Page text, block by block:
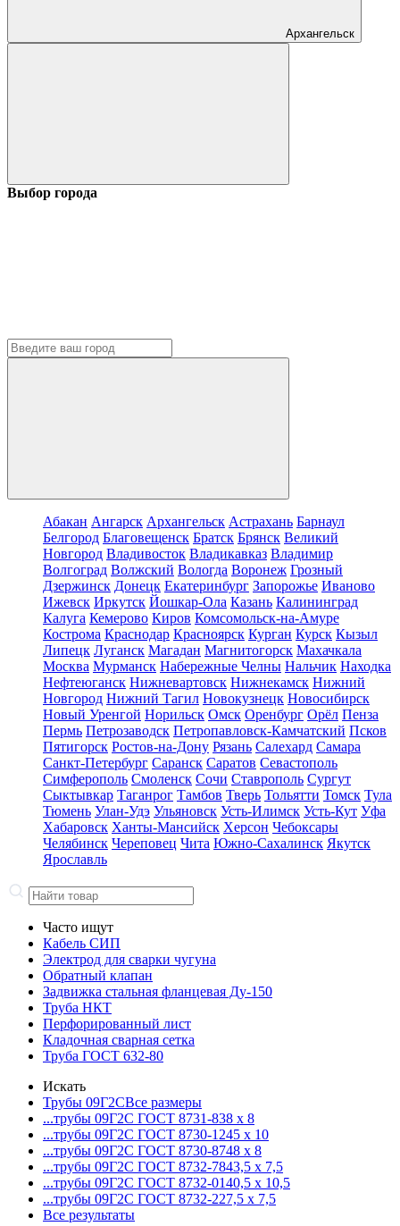
Архангельск
Выбор города
Абакан Ангарск Архангельск Астрахань Барнаул
Белгород Благовещенск Братск Брянск Великий
Новгород Владивосток Владикавказ Владимир
Волгоград Волжский Вологда Воронеж Грозный
Дзержинск Донецк Екатеринбург Запорожье Иваново
Ижевск Иркутск Йошкар-Ола Казань Калининград
Калуга Кемерово Киров Комсомольск-на-Амуре
Кострома Краснодар Красноярск Курган Курск Кызыл
Липецк Луганск Магадан Магнитогорск Махачкала
Москва Мурманск Набережные Челны Нальчик Находка
Нефтеюганск Нижневартовск Нижнекамск Нижний
Новгород Нижний Тагил Новокузнецк Новосибирск
Новый Уренгой Норильск Омск Оренбург Орёл Пенза
Пермь Петрозаводск Петропавловск-Камчатский Псков
Пятигорск Ростов-на-Дону Рязань Салехард Самара
Санкт-Петербург Саранск Саратов Севастополь
Симферополь Смоленск Сочи Ставрополь Сургут
Сыктывкар Таганрог Тамбов Тверь Тольятти Томск Тула
Тюмень Улан-Удэ Ульяновск Усть-Илимск Усть-Кут Уфа
Хабаровск Ханты-Мансийск Херсон Чебоксары
Челябинск Череповец Чита Южно-Сахалинск Якутск
Ярославль
Часто ищут
Кабель СИП
Электрод для сварки чугуна
Обратный клапан
Задвижка стальная фланцевая Ду-150
Труба НКТ
Перфорированный лист
Кладочная сварная сетка
Труба ГОСТ 632-80
Искать
Трубы 09Г2СВсе размеры
...трубы 09Г2С ГОСТ 8731-838 x 8
...трубы 09Г2С ГОСТ 8730-1245 x 10
...трубы 09Г2С ГОСТ 8730-8748 x 8
...трубы 09Г2С ГОСТ 8732-7843,5 x 7,5
...трубы 09Г2С ГОСТ 8732-0140,5 x 10,5
...трубы 09Г2С ГОСТ 8732-227,5 x 7,5
Все результаты